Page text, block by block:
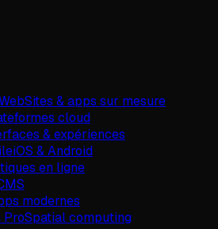
Sites & apps sur mesure
cloud
& expériences
iOS & Android
en ligne
modernes
ProSpatial computing